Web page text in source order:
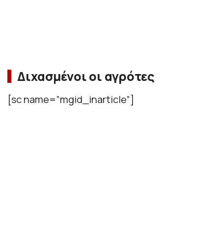
Διχασμένοι οι αγρότες
[sc name=”mgid_inarticle”]